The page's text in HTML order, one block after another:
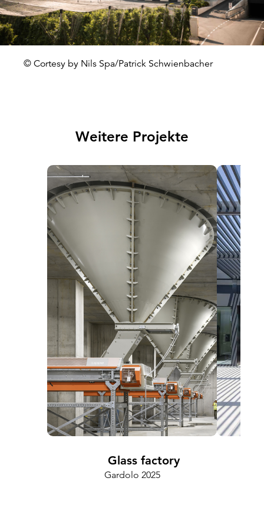
© Cortesy by Nils Spa/Patrick Schwienbacher
Weitere Projekte
Glass factory
Gardolo 2025